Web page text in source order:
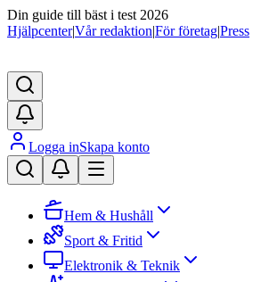
Din guide till bäst i test 2026
Hjälpcenter|Vår redaktion|För företag|Press
Logga inSkapa konto
Hem & Hushåll
Sport & Fritid
Elektronik & Teknik